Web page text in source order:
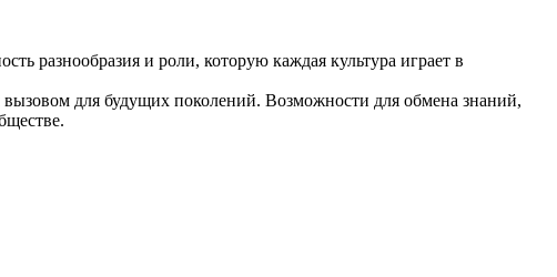
разнообразия и роли, которую каждая культура играет в
вызовом для будущих поколений. Возможности для обмена знаний,